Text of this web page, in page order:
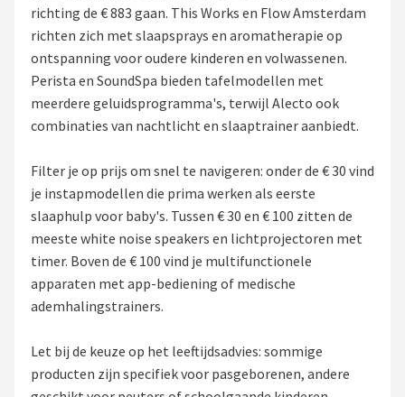
Paladone
Aigostar
Flow Amsterdam
KCVV
Decopatent
Countryfield
Alle merken →
richting de € 883 gaan. This Works en Flow Amsterdam
richten zich met slaapsprays en aromatherapie op
ontspanning voor oudere kinderen en volwassenen.
Perista en SoundSpa bieden tafelmodellen met
meerdere geluidsprogramma's, terwijl Alecto ook
combinaties van nachtlicht en slaaptrainer aanbiedt.
Filter je op prijs om snel te navigeren: onder de € 30 vind
je instapmodellen die prima werken als eerste
slaaphulp voor baby's. Tussen € 30 en € 100 zitten de
meeste white noise speakers en lichtprojectoren met
timer. Boven de € 100 vind je multifunctionele
apparaten met app-bediening of medische
ademhalingstrainers.
Let bij de keuze op het leeftijdsadvies: sommige
producten zijn specifiek voor pasgeborenen, andere